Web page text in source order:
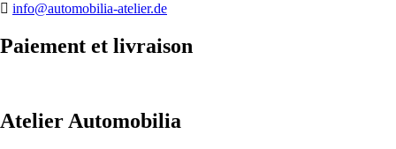
info@automobilia-atelier.de
Paiement et livraison
Atelier Automobilia